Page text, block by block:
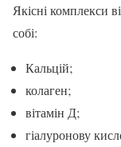
Якісні комплекси
собі:
Кальцій;
колаген;
вітамін Д;
гіалуронову